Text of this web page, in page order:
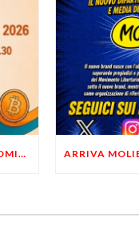
LIBERTÀ, PRIVACY ED ECONOMIA DEL BUON SENSO: FACCO E MUSUMECI A CASALECCHIO DI RENO (BO)